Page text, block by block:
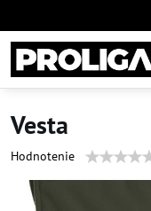
Vesta
Hodnotenie